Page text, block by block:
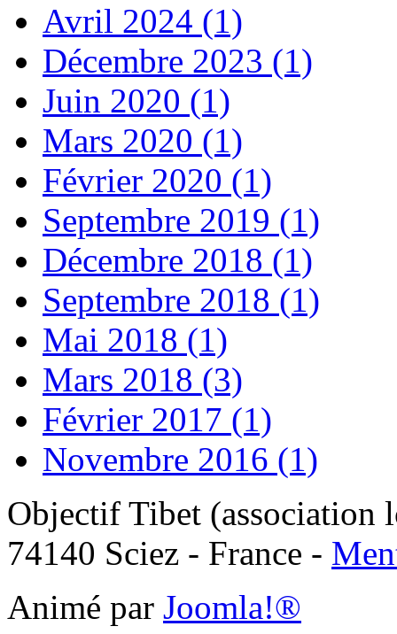
Avril 2024 (1)
Décembre 2023 (1)
Juin 2020 (1)
Mars 2020 (1)
Février 2020 (1)
Septembre 2019 (1)
Décembre 2018 (1)
Septembre 2018 (1)
Mai 2018 (1)
Mars 2018 (3)
Février 2017 (1)
Novembre 2016 (1)
Objectif Tibet (association
74140 Sciez - France -
Animé par Joomla!®